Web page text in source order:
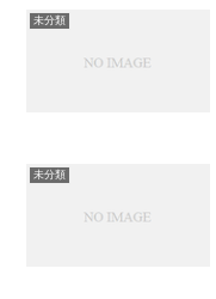
未分類
未分類